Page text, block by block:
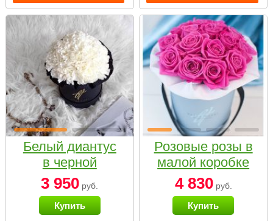
Белый диантус
в черной
коробке Small
3 950 руб.
Купить
Розовые розы в
малой коробке
4 830руб.
Купить